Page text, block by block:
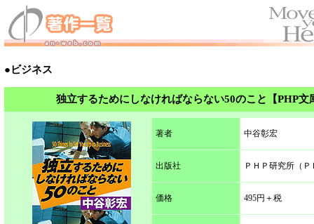
●ビジネス
独立するためにしなければならない50のこと【PHP文
著者 中谷彰宏
出版社 ＰＨＰ研究所（
価格 495円＋税